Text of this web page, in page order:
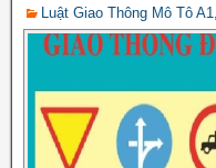
Luật Giao Thông Mô Tô A1